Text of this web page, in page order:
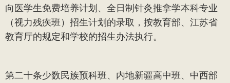
向医学生免费培养计划、全日制针灸推拿学本科专业
（视力残疾班）招生计划的录取，按教育部、江苏省
教育厅的规定和学校的招生办法执行。
第二十条少数民族预科班、内地新疆高中班、中西部